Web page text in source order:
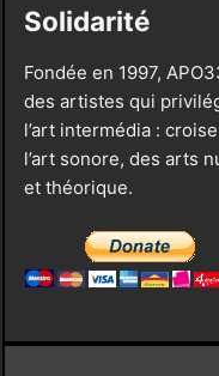
Solidarité
Fondée en 1997,
des artistes qui
l’art intermédia :
l’art sonore, des arts
et théorique.